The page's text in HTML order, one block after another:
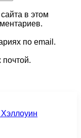
в этом
по email.
Хэллоуин